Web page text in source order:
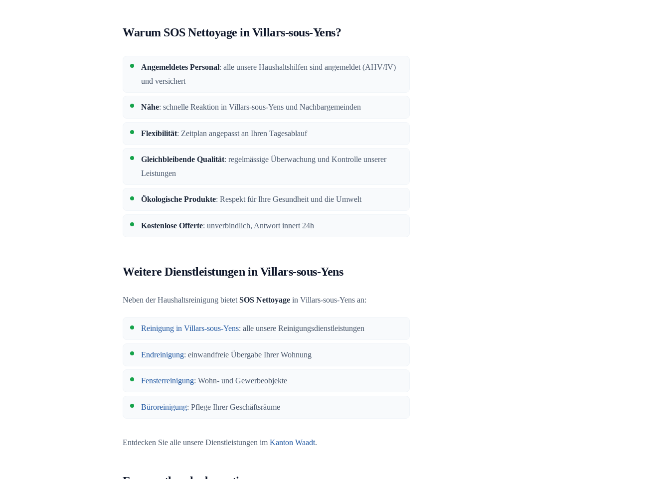
Warum SOS Nettoyage in Villars-sous-Yens?
Angemeldetes Personal: alle unsere Haushaltshilfen sind angemeldet (AHV/IV)
und versichert
Nähe: schnelle Reaktion in Villars-sous-Yens und Nachbargemeinden
Flexibilität: Zeitplan angepasst an Ihren Tagesablauf
Gleichbleibende Qualität: regelmässige Überwachung und Kontrolle unserer
Leistungen
Ökologische Produkte: Respekt für Ihre Gesundheit und die Umwelt
Kostenlose Offerte: unverbindlich, Antwort innert 24h
Weitere Dienstleistungen in Villars-sous-Yens
Neben der Haushaltsreinigung bietetSOS Nettoyage in Villars-sous-Yens an:
Reinigung in Villars-sous-Yens: alle unsere Reinigungsdienstleistungen
Endreinigung: einwandfreie Übergabe Ihrer Wohnung
Fensterreinigung: Wohn- und Gewerbeobjekte
Büroreinigung: Pflege Ihrer Geschäftsräume
Entdecken Sie alle unsere Dienstleistungen im Kanton Waadt.